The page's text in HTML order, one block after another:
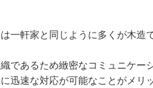
一軒家と同じように多くが木造
であるため緻密なコミュニケー
迅速な対応が可能なことがメリ